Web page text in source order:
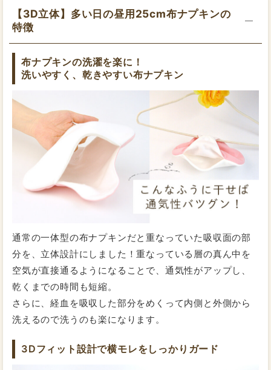
地もよかったです。また購入したいです
2022/01/20 投稿者：さゆりさん
おすすめレベル：★★★★★
優しさに包まれて
古くなった布ナプキンがあったので買い換えのために購
入しました 。 やっぱり何度手にとっても ふわふわ感に
は嬉しいきもちになります 。温かく守られている感じな
ので、これからも大切に使っていきたい品物です
2021/12/18
投稿者：さゆりさん
おすすめレベル：
★★★★★
古くなった布ナプキンを新しい布ナプキンにしたいなと
思い購入しました。
手に取るとやっぱりふわふわした肌触りで温かく優しい
気持ちになります。
生理の時も痛みが少なくなり、守られている感覚がある
ので、これからも身に付けていたいです。
おすすめレベル：★★★★★
【紙ナプキンの場合】
夜用：40cm
量が少ないスタッフW
【紙ナプキンの場合】
昼用：22cm
夜用：33～36cm
交換目安：2時間～3時間
量が多いスタッフK
【紙ナプキンの場合】
昼用：25cm
夜用：40cm
【3D立体】多い日の昼用25cm布ナプキンの
特徴
布ナプキンの洗濯を楽に！
洗いやすく、乾きやすい布ナプキン
通常の一体型の布ナプキンだと重なっていた吸収面の部
分を、立体設計にしました！重なっている層の真ん中を
空気が直接通るようになることで、通気性がアップし、
乾くまでの時間も短縮。
さらに、経血を吸収した部分をめくって内側と外側から
洗えるので洗うのも楽になります。
3Dフィット設計で横モレをしっかりガード